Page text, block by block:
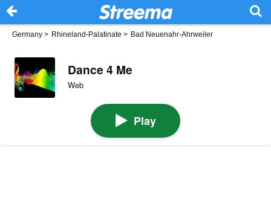
Germany > Rhineland-Palatinate > Bad Neuenahr-Ahrweiler
Dance 4 Me
Web
Play